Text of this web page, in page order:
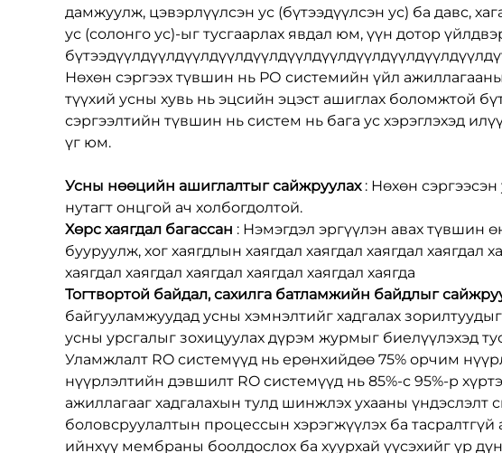
дамжуулж, цэвэрлүүлсэн ус (бүтээдүүлсэн ус) ба давс,
ус (солонго ус)-ыг тусгаарлах явдал юм, үүн дотор
Нөхөн сэргээх түвшин нь РО системийн үйл
түүхий усны хувь нь эцсийн эцэст ашиглах боломжтой
сэргээлтийн түвшин нь систем нь бага ус хэрэглэхэд
үг юм.
Усны нөөцийн ашиглалтыг сайжруулах : Нөхөн
нутагт онцгой ач холбогдолтой.
Хөрс хаягдал багассан : Нэмэгдэл эргүүлэн авах түвшин
бууруулж, хог хаягдлын хаягдал хаягдал хаягдал хаягдал
хаягдал хаягдал хаягдал хаягдал хаягдал хаягда
Тогтвортой байдал, сахилга батламжийн байдлыг
байгууламжуудад усны хэмнэлтийг хадгалах
усны урсгалыг зохицуулах дүрэм журмыг биелүүлэхэд
Уламжлалт RO системүүд нь ерөнхийдөө 75% орчим
нүүрлэлтийн дэвшилт RO системүүд нь 85%-с 95%-р
ажиллагааг хадгалахын тулд шинжлэх ухааны үндэслэлт
боловсруулалтын процессын хэрэгжүүлэх ба
ийнхүү мембраны боолдослох ба хуурхай үүсэхийг үр